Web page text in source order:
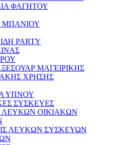
ΦΑΓΗΤΟΥ
ΜΠΑΝΙΟΥ
PARTY
ΜΑΓΕΙΡΙΚΗΣ
ΧΡΗΣΗΣ
ΥΠΝΟΥ
ΣΥΣΚΕΥΕΣ
ΛΕΥΚΩΝ ΟΙΚΙΑΚΩΝ
ΛΕΥΚΩΝ ΣΥΣΚΕΥΩΝ